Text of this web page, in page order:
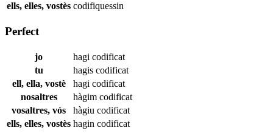
ells, elles, vostès codifiquessin
Perfect
jo hagi codificat
tu
hagis codificat
ell, ella, vostè
hagi codificat
nosaltres
hàgim codificat
vosaltres, vós
hàgiu codificat
ells, elles, vostès hagin codificat